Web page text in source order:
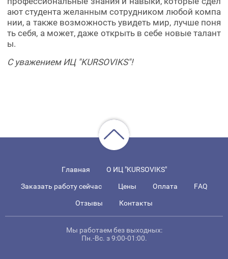
ают студента желанным сотрудником любой компа
нии, а также возможность увидеть мир, лучше поня
ть себя, а может, даже открыть в себе новые талант
ы.
С уважением ИЦ "KURSOVIKS"!
Главная О ИЦ "KURSOVIKS"
Заказать работу сейчас Цены Оплата FAQ
Отзывы Контакты
Мы работаем без выходных:
Пн.-Вс. з 9:00-01:00.